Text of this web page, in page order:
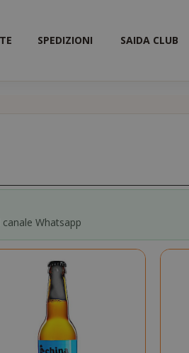
SPEDIZIONI SAIDA CLUB
Whatsapp